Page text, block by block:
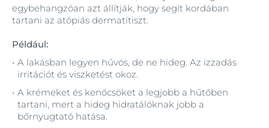
egybehangzóan azt állítják, hogy segít kordában
tartani az atópiás dermatitiszt.
Például:
A lakásban legyen hűvös, de ne hideg. Az izzadás
irritációt és viszketést okoz.
A krémeket és kenőcsöket a legjobb a hűtőben
tartani, mert a hideg hidratálóknak jobb a
bőrnyugtató hatása.